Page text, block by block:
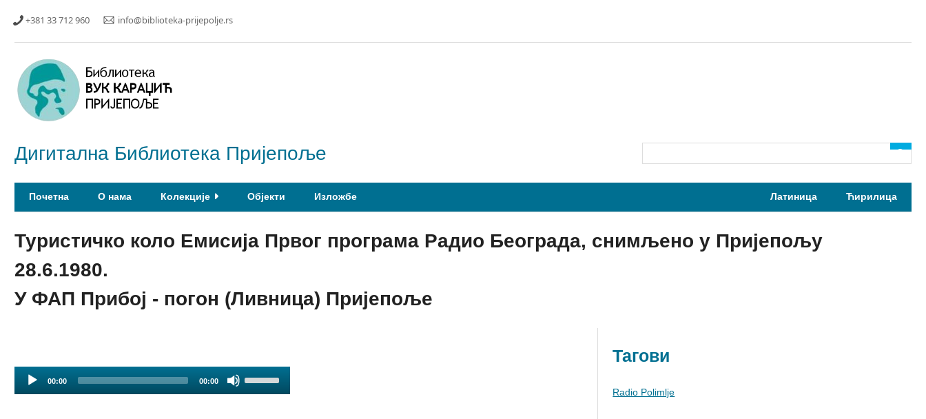
+381 33 712 960 info@biblioteka-prijepolje.rs
Дигитална Библиотека Пријепоље
Почетна О нама Колекције Објекти Изложбе Ћирилица
Латиница
Туристичко коло Емисија Првог програма Радио Београда, снимљено у Пријепољу
28.6.1980.
У ФАП Прибој - погон (Ливница) Пријепоље
Audio
Player
00:00 00:00
Тагови
Radio Polimlje